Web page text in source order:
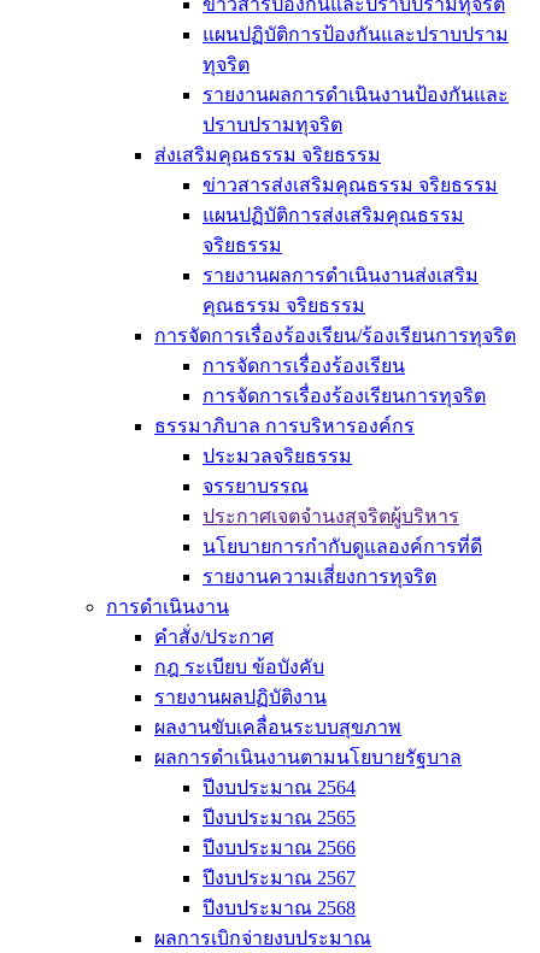
ข่าวสารป้องกันและปราบปรามทุจริต
แผนปฏิบัติการป้องกันและปราบปราม
ทุจริต
รายงานผลการดำเนินงานป้องกันและ
ปราบปรามทุจริต
ส่งเสริมคุณธรรม จริยธรรม
ข่าวสารส่งเสริมคุณธรรม จริยธรรม
แผนปฏิบัติการส่งเสริมคุณธรรม
จริยธรรม
รายงานผลการดำเนินงานส่งเสริม
คุณธรรม จริยธรรม
การจัดการเรื่องร้องเรียน/ร้องเรียนการทุจริต
การจัดการเรื่องร้องเรียน
การจัดการเรื่องร้องเรียนการทุจริต
ธรรมาภิบาล การบริหารองค์กร
ประมวลจริยธรรม
จรรยาบรรณ
ประกาศเจตจำนงสุจริตผู้บริหาร
นโยบายการกำกับดูแลองค์การที่ดี
รายงานความเสี่ยงการทุจริต
การดำเนินงาน
คำสั่ง/ประกาศ
กฎ ระเบียบ ข้อบังคับ
รายงานผลปฏิบัติงาน
ผลงานขับเคลื่อนระบบสุขภาพ
ผลการดำเนินงานตามนโยบายรัฐบาล
ปีงบประมาณ 2564
ปีงบประมาณ 2565
ปีงบประมาณ 2566
ปีงบประมาณ 2567
ปีงบประมาณ 2568
ผลการเบิกจ่ายงบประมาณ